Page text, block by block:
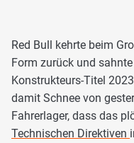
Red Bull kehrte beim
Form zurück und
Konstrukteurs-Titel
damit Schnee von
Fahrerlager, dass das
Technischen Direktiven